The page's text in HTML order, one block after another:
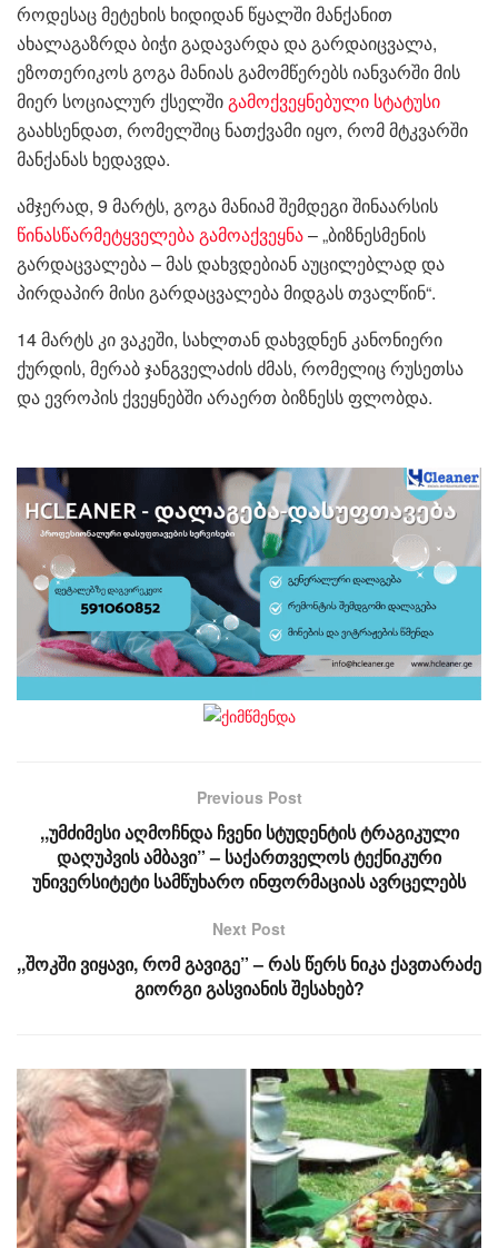
როდესაც მეტეხის ხიდიდან წყალში მანქანით
ახალაგაზრდა ბიჭი გადავარდა და გარდაიცვალა,
ეზოთერიკოს გოგა მანიას გამომწერებს იანვარში მის
მიერ სოციალურ ქსელშიგამოქვეყნებული სტატუსი
გაახსენდათ, რომელშიც ნათქვამი იყო, რომ მტკვარში
მანქანას ხედავდა.
ამჯერად, 9 მარტს, გოგა მანიამ შემდეგი შინაარსის
წინასწარმეტყველება გამოაქვეყნა– „ბიზნესმენის
გარდაცვალება – მას დახვდებიან აუცილებლად და
პირდაპირ მისი გარდაცვალება მიდგას თვალწინ“.
14 მარტს კი ვაკეში, სახლთან დახვდნენ კანონიერი
ქურდის, მერაბ ჯანგველაძის ძმას, რომელიც რუსეთსა
და ევროპის ქვეყნებში არაერთ ბიზნესს ფლობდა.
Previous Post
,,უმძიმესი აღმოჩნდა ჩვენი სტუდენტის ტრაგიკული
დაღუპვის ამბავი” – საქართველოს ტექნიკური
უნივერსიტეტი სამწუხარო ინფორმაციას ავრცელებს
Next Post
,,შოკში ვიყავი, რომ გავიგე” – რას წერს ნიკა ქავთარაძე
გიორგი გასვიანის შესახებ?